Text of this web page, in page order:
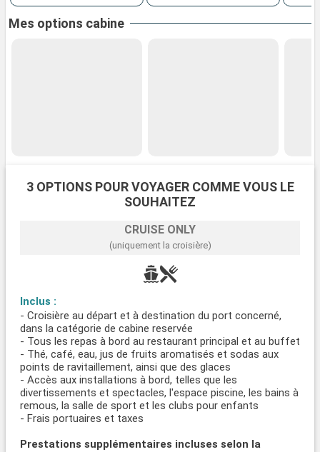
Mes options cabine
3 OPTIONS POUR VOYAGER COMME VOUS LE
SOUHAITEZ
CRUISE ONLY
(uniquement la croisière)
Inclus :
- Croisière au départ et à destination du port concerné,
dans la catégorie de cabine reservée
- Tous les repas à bord au restaurant principal et au buffet
- Thé, café, eau, jus de fruits aromatisés et sodas aux
points de ravitaillement, ainsi que des glaces
- Accès aux installations à bord, telles que les
divertissements et spectacles, l'espace piscine, les bains à
remous, la salle de sport et les clubs pour enfants
- Frais portuaires et taxes
Prestations supplémentaires incluses selon la